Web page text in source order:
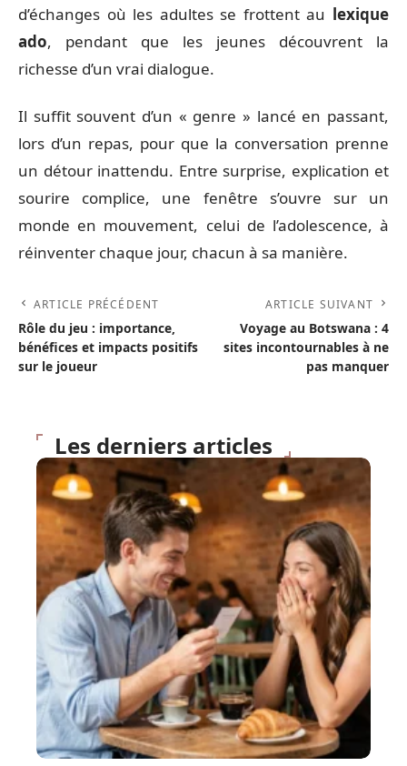
d’échanges où les adultes se frottent au lexique
ado, pendant que les jeunes découvrent la
richesse d’un vrai dialogue.
Il suffit souvent d’un « genre » lancé en passant,
lors d’un repas, pour que la conversation prenne
un détour inattendu. Entre surprise, explication et
sourire complice, une fenêtre s’ouvre sur un
monde en mouvement, celui de l’adolescence, à
réinventer chaque jour, chacun à sa manière.
ARTICLE PRÉCÉDENT
Rôle du jeu : importance,
bénéfices et impacts positifs
sur le joueur
ARTICLE SUIVANT
Voyage au Botswana : 4
sites incontournables à ne
pas manquer
Les derniers articles